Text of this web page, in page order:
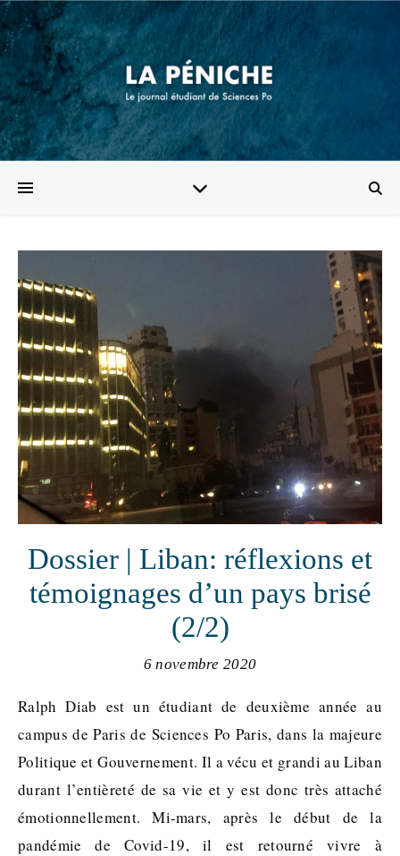
Dossier | Liban: réflexions et
témoignages d’un pays brisé
(2/2)
6 novembre 2020
Ralph Diab est un étudiant de deuxième année au
campus de Paris de Sciences Po Paris, dans la majeure
Politique et Gouvernement. Il a vécu et grandi au Liban
durant l’entièreté de sa vie et y est donc très attaché
émotionnellement. Mi-mars, après le début de la
pandémie de Covid-19, il est retourné vivre à